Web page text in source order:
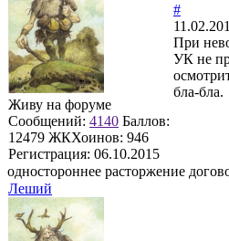
Живу на форуме
Сообщений: 4140 Баллов:
12479 ЖКХоинов: 946
Регистрация: 06.10.2015
#
При
УК не
бла-бла.
одностороннее расторжение
Леший